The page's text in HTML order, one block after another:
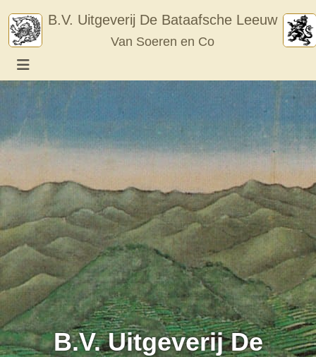
content
B.V. Uitgeverij De Bataafsche Leeuw
Van Soeren en Co
B.V. Uitgeverij De